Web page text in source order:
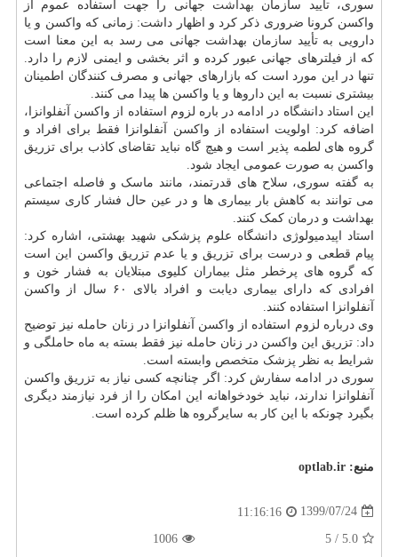
سوری، تأیید سازمان بهداشت جهانی را جهت استفاده عموم از
واکسن کرونا ضروری ذکر کرد و اظهار داشت: زمانی که واکسن و یا
دارویی به تأیید سازمان بهداشت جهانی می رسد به این معنا است
که از فیلترهای جهانی عبور کرده و اثر بخشی و ایمنی لازم را دارد.
تنها در این مورد است که بازارهای جهانی و مصرف کنندگان اطمینان
بیشتری نسبت به این داروها و یا واکسن ها پیدا می کنند.
این استاد دانشگاه در ادامه در باره لزوم استفاده از واکسن آنفلوانزا،
اضافه کرد: اولویت استفاده از واکسن آنفلوانزا فقط برای افراد و
گروه های لطمه پذیر است و هیچ گاه نباید تقاضای کاذب برای تزریق
واکسن به صورت عمومی ایجاد شود.
به گفته سوری، سلاح های قدرتمند، مانند ماسک و فاصله اجتماعی
می توانند به کاهش بار بیماری ها و در عین حال فشار کاری سیستم
بهداشت و درمان کمک کنند.
استاد اپیدمیولوژی دانشگاه علوم پزشکی شهید بهشتی، اشاره کرد:
پیام قطعی و درست برای تزریق و یا عدم تزریق واکسن این است
که گروه های پرخطر مثل بیماران کلیوی مبتلایان به فشار خون و
افرادی که دارای بیماری دیابت و افراد بالای ۶۰ سال از واکسن
آنفلوانزا استفاده کنند.
وی درباره لزوم استفاده از واکسن آنفلوانزا در زنان حامله نیز توضیح
داد: تزریق این واکسن در زنان حامله نیز فقط بسته به ماه حاملگی و
شرایط به نظر پزشک متخصص وابسته است.
سوری در ادامه سفارش کرد: اگر چنانچه کسی نیاز به تزریق واکسن
آنفلوانزا ندارند، نباید خودخواهانه این امکان را از فرد نیازمند دیگری
بگیرد چونکه با این کار به سایرگروه ها ظلم کرده است.
منبع: optlab.ir
1399/07/24
11:16:16
5.0
/
5
1006